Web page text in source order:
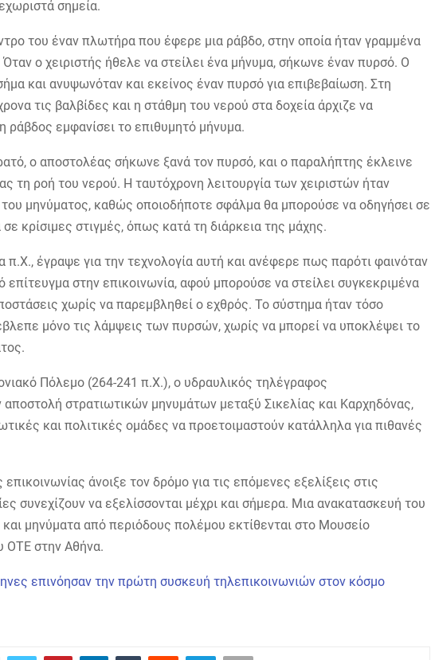
σημεία.
του έναν πλωτήρα που έφερε μια ράβδο, στην οποία ήταν γραμμένα
ο χειριστής ήθελε να στείλει ένα μήνυμα, σήκωνε έναν πυρσό. Ο
και ανυψωνόταν και εκείνος έναν πυρσό για επιβεβαίωση. Στη
τις βαλβίδες και η στάθμη του νερού στα δοχεία άρχιζε να
ράβδος εμφανίσει το επιθυμητό μήνυμα.
ο αποστολέας σήκωνε ξανά τον πυρσό, και ο παραλήπτης έκλεινε
τη ροή του νερού. Η ταυτόχρονη λειτουργία των χειριστών ήταν
του μηνύματος, καθώς οποιοδήποτε σφάλμα θα μπορούσε να οδηγήσει σε
κρίσιμες στιγμές, όπως κατά τη διάρκεια της μάχης.
π.Χ., έγραψε για την τεχνολογία αυτή και ανέφερε πως παρότι φαινόταν
επίτευγμα στην επικοινωνία, αφού μπορούσε να στείλει συγκεκριμένα
χωρίς να παρεμβληθεί ο εχθρός. Το σύστημα ήταν τόσο
μόνο τις λάμψεις των πυρσών, χωρίς να μπορεί να υποκλέψει το
Πόλεμο (264-241 π.Χ.), ο υδραυλικός τηλέγραφος
αποστολή στρατιωτικών μηνυμάτων μεταξύ Σικελίας και Καρχηδόνας,
και πολιτικές ομάδες να προετοιμαστούν κατάλληλα για πιθανές
άνοιξε τον δρόμο για τις επόμενες εξελίξεις στις
συνεχίζουν να εξελίσσονται μέχρι και σήμερα. Μια ανακατασκευή του
μηνύματα από περιόδους πολέμου εκτίθενται στο Μουσείο
ΟΤΕ στην Αθήνα.